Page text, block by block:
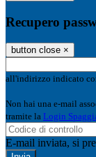
Recupero
button close ×
all'indirizzo indicato
Non hai una e-mail
tramite la Login
E-mail inviata, si